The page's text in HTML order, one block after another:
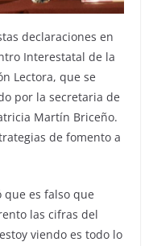
declaraciones en
Interestatal de la
Lectora, que se
por la secretaria de
Martín Briceño.
de fomento a
que es falso que
las cifras del
viendo es todo lo